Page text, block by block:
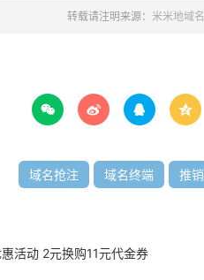
转载请注明来源： 米米地域名
   
域名抢注 域名终端 推
活动 2元换购11元代金券